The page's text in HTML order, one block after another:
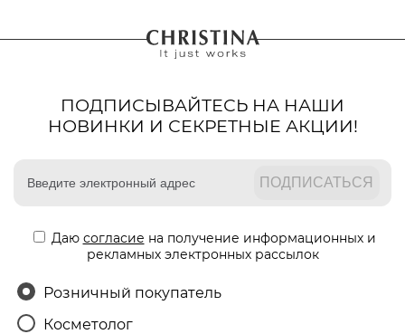
ПОДПИСЫВАЙТЕСЬ НА НАШИ
НОВИНКИ И СЕКРЕТНЫЕ АКЦИИ!
Даю согласие на получение информационных и
рекламных электронных рассылок
Розничный покупатель
Косметолог